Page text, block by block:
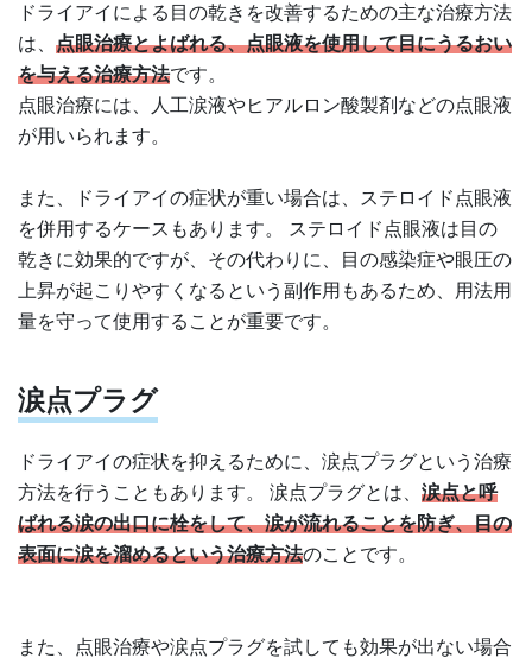
ドライアイによる目の乾きを改善するための主な治療方法
は、 点眼治療とよばれる、点眼液を使用して目にうるおい
を与える治療方法です。
点眼治療には、人工涙液やヒアルロン酸製剤などの点眼液
が用いられます。
また、ドライアイの症状が重い場合は、ステロイド点眼液
を併用するケースもあります。 ステロイド点眼液は目の
乾きに効果的ですが、その代わりに、目の感染症や眼圧の
上昇が起こりやすくなるという副作用もあるため、用法用
量を守って使用することが重要です。
涙点プラグ
ドライアイの症状を抑えるために、涙点プラグという治療
方法を行うこともあります。 涙点プラグとは、 涙点と呼
ばれる涙の出口に栓をして、涙が流れることを防ぎ、目の
表面に涙を溜めるという治療方法のことです。
また、点眼治療や涙点プラグを試しても効果が出ない場合